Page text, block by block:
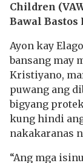
Children
Bawal Bastos
Ayon kay
bansang may
Kristiyano,
puwang ang
bigyang
kung hindi
nakakaranas
“Ang mga